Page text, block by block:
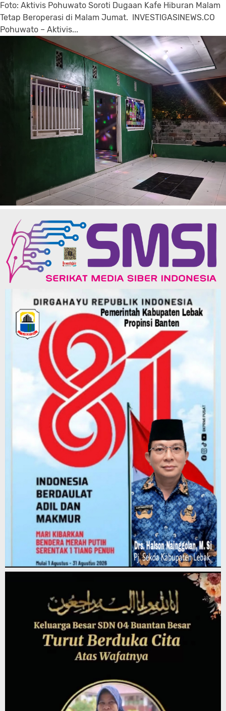
Foto: Aktivis Pohuwato Soroti Dugaan Kafe Hiburan Malam
Tetap Beroperasi di Malam Jumat. INVESTIGASINEWS.CO
Pohuwato – Aktivis...